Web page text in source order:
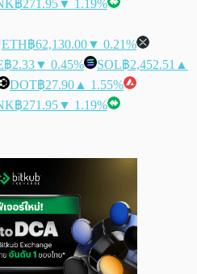
฿271.95▼ 1.19%
ETH฿62,130.00▼ 0.21%
฿2.33▼ 0.45% SOL฿2,452.51 ▲
DOT฿27.90 ▲ 1.55%
฿271.95▼ 1.19%